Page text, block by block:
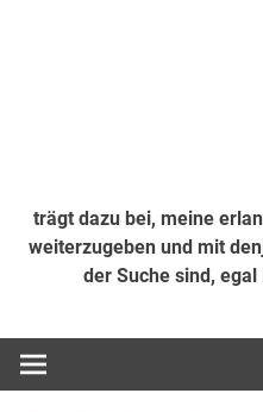
trägt dazu bei, meine
weiterzugeben und mit
der Suche sind,